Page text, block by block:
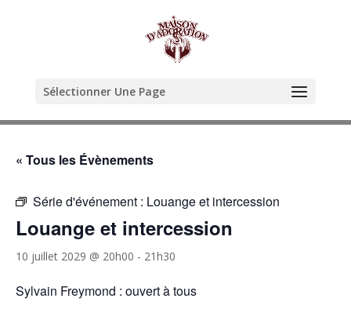
Sélectionner Une Page
« Tous les Évènements
Série d'événement : Louange et intercession
Louange et intercession
10 juillet 2029 @ 20h00 - 21h30
Sylvain Freymond : ouvert à tous